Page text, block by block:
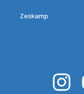
Zeskamp